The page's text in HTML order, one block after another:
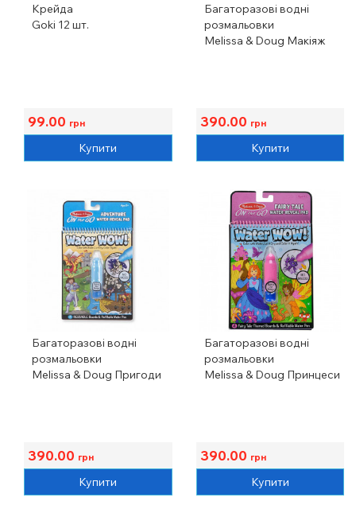
Крейда
Goki 12 шт.
99.00 грн
Купити
Багаторазові водні
розмальовки
Melissa & Doug Макіяж
390.00 грн
Купити
Багаторазові водні
розмальовки
Melissa & Doug Пригоди
390.00 грн
Купити
Багаторазові водні
розмальовки
Melissa & Doug Принцеси
390.00 грн
Купити